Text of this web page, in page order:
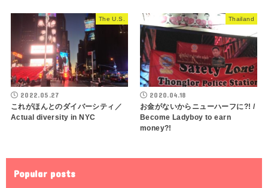
The U.S.
2022.05.27
これがほんとのダイバーシティ／
Actual diversity in NYC
Thailand
2020.04.18
お金がないからニューハーフに?! /
Become Ladyboy to earn
money?!
Popular posts